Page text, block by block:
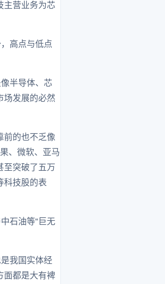
主营业务为芯
高点与低点
半导体、芯
场发展的必然
前的也不乏像
、微软、亚马
至突破了五万
科技股的表
石油等“巨无
我国实体经
面都是大有裨